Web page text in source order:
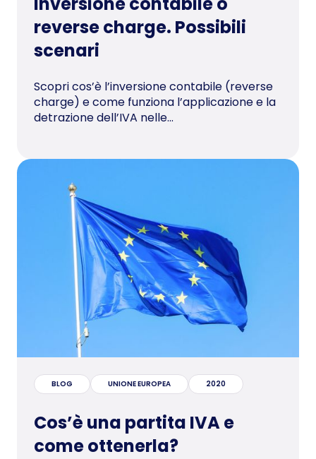
reverse charge. Possibili
scenari
Scopri cos’è l’inversione contabile (reverse
charge) e come funziona l’applicazione e la
detrazione dell’IVA nelle...
BLOG UNIONE EUROPEA 2020
Cos’è una partita IVA e
come ottenerla?